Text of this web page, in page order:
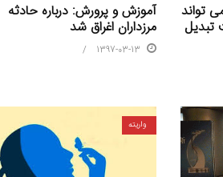
تواند
تبدیل
آموزش و پرورش: درباره حادثه
مرزداران اغراق شد
1397-03-13
واریته